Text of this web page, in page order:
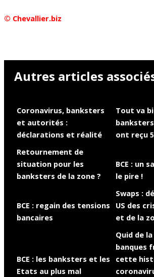
© Chevallier.biz
Autres articles
Coronavirus, banksters
et autorités :
déclarations et réalité
Tout va
ont reçu
Retournement de
situation pour les
banksters de la zone ?
BCE : un
le pire !
BCE : regain des tensions
bancaires
Swaps :
US des
et de la
BCE : les banksters et les
Etats au plus mal
Quid de
banques
cette